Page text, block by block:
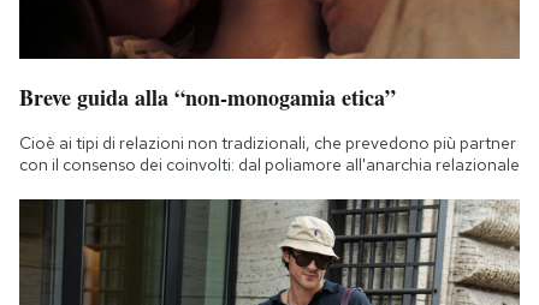
Breve guida alla “non-monogamia etica”
Cioè ai tipi di relazioni non tradizionali, che prevedono più partner
con il consenso dei coinvolti: dal poliamore all'anarchia relazionale